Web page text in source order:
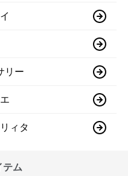
リー
ィタ
テム